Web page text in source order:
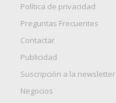
Política de privacidad
Preguntas Frecuentes
Contactar
Publicidad
Suscripción a la newsletter
Negocios